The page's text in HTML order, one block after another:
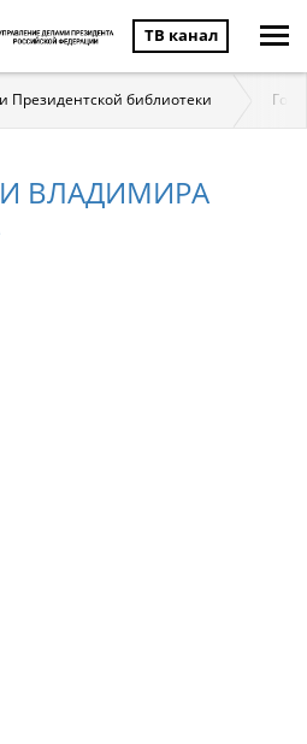
ТВ канал
Президентской библиотеки
ВЛАДИМИРА